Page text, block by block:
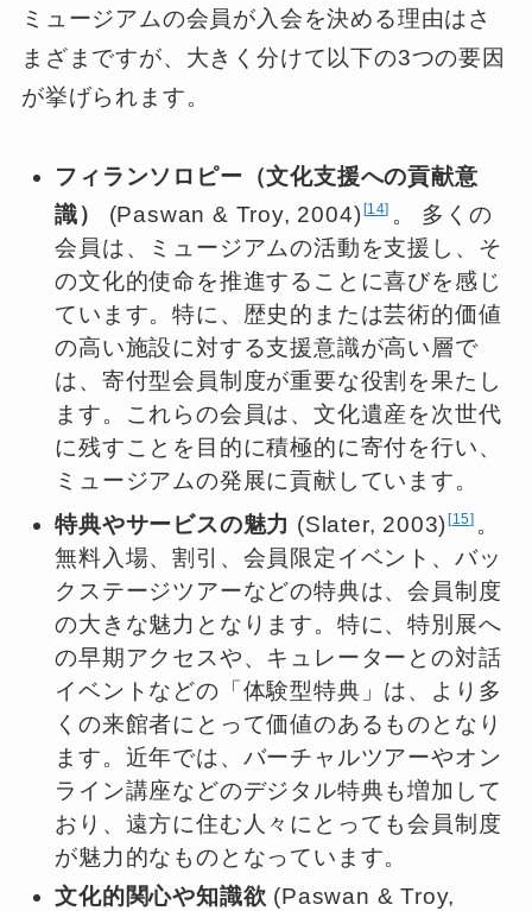
ミュージアムの会員が入会を決める理由はさ
まざまですが、大きく分けて以下の3つの要因
が挙げられます。
フィランソロピー（文化支援への貢献意
識）
(Paswan & Troy, 2004) 14 。 多くの
会員は、ミュージアムの活動を支援し、そ
の文化的使命を推進することに喜びを感じ
ています。特に、歴史的または芸術的価値
の高い施設に対する支援意識が高い層で
は、寄付型会員制度が重要な役割を果たし
ます。これらの会員は、文化遺産を次世代
に残すことを目的に積極的に寄付を行い、
ミュージアムの発展に貢献しています。
特典やサービスの魅力 (Slater, 2003) 15 。
無料入場、割引、会員限定イベント、バッ
クステージツアーなどの特典は、会員制度
の大きな魅力となります。特に、特別展へ
の早期アクセスや、キュレーターとの対話
イベントなどの「体験型特典」は、より多
くの来館者にとって価値のあるものとなり
ます。近年では、バーチャルツアーやオン
ライン講座などのデジタル特典も増加して
おり、遠方に住む人々にとっても会員制度
が魅力的なものとなっています。
文化的関心や知識欲 (Paswan & Troy,